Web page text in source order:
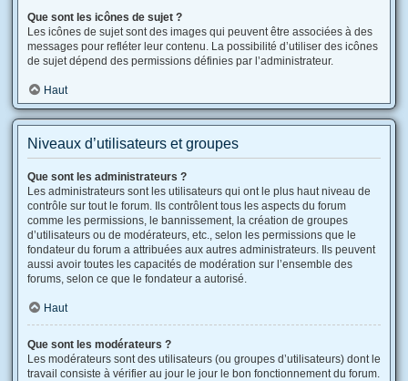
Que sont les icônes de sujet ?
Les icônes de sujet sont des images qui peuvent être associées à des
messages pour refléter leur contenu. La possibilité d’utiliser des icônes
de sujet dépend des permissions définies par l’administrateur.
Haut
Niveaux d’utilisateurs et groupes
Que sont les administrateurs ?
Les administrateurs sont les utilisateurs qui ont le plus haut niveau de
contrôle sur tout le forum. Ils contrôlent tous les aspects du forum
comme les permissions, le bannissement, la création de groupes
d’utilisateurs ou de modérateurs, etc., selon les permissions que le
fondateur du forum a attribuées aux autres administrateurs. Ils peuvent
aussi avoir toutes les capacités de modération sur l’ensemble des
forums, selon ce que le fondateur a autorisé.
Haut
Que sont les modérateurs ?
Les modérateurs sont des utilisateurs (ou groupes d’utilisateurs) dont le
travail consiste à vérifier au jour le jour le bon fonctionnement du forum.